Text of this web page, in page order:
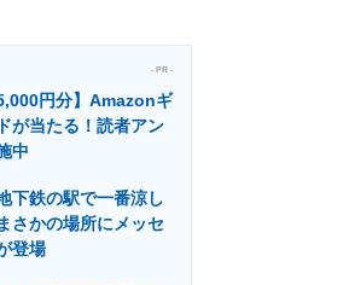
×ITの今がよく分かる
- PR -
円分】Amazonギ
が当たる！読者アン
中
下鉄の駅で一番涼し
さかの場所にメッセ
登場